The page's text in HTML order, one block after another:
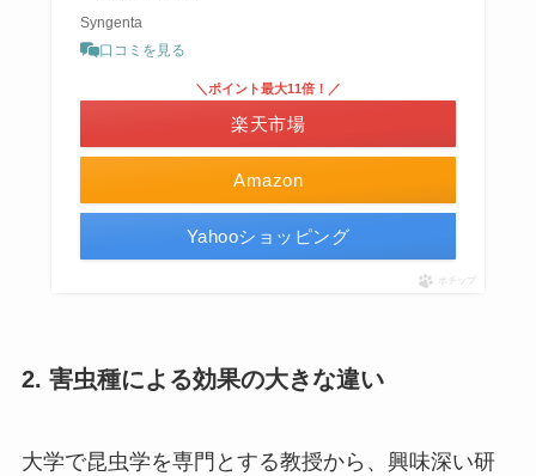
Syngenta
口コミを見る
Amazon
＼ポイント最大11倍！／
楽天市場
Yahooショッピング
ポチップ
2. 害虫種による効果の大きな違い
大学で昆虫学を専門とする教授から、興味深い研